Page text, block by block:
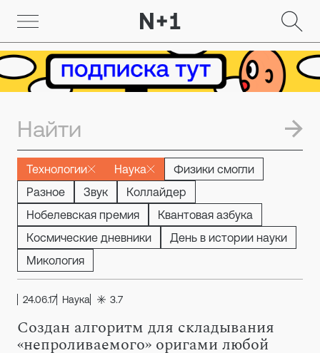
Технологии Наука
Физики смогли
Разное
Звук
Коллайдер
Нобелевская премия
Квантовая азбука
Космические дневники
День в истории науки
Микология
24.06.17 Наука 3.7
Создан алгоритм для складывания
«непроливаемого» оригами любой